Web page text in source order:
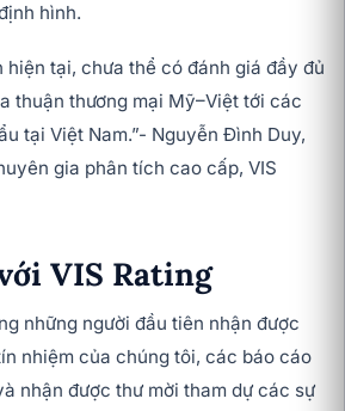
hình.
hiện tại, chưa thể có đánh giá đầy đủ
thuận thương mại Mỹ–Việt tới các
tại Việt Nam.”- Nguyễn Đình Duy,
gia phân tích cao cấp, VIS
VIS Rating
những người đầu tiên nhận được
nhiệm của chúng tôi, các báo cáo
nhận được thư mời tham dự các sự